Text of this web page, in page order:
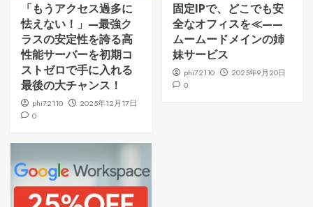
「もうアクセス過多に
怯えない！」—最強ク
ラスの安定性を誇る高
性能サーバーを初期コ
ストゼロで手に入れる
最後の大チャンス！
phi72110
2025年12月17日
0
固定IPで、どこでも安
全なオフィスを≪——
ムームードメインの姉
妹サービス
phi72110
2025年9月20日
0